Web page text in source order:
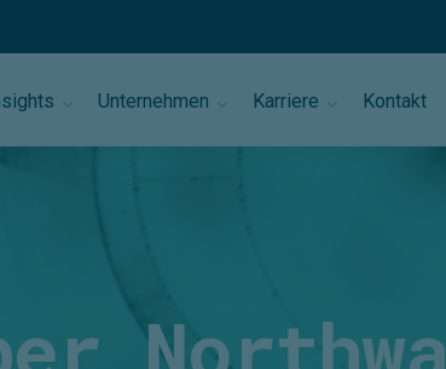
Unternehmen Karriere Kontakt